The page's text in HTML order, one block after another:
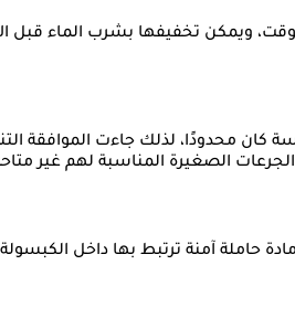
لدى نحو 5% من المستخدمين، لكنها تقل مع الوقت،
الصغيرة المناسبة لهم غير
حاملة آمنة ترتبط بها داخل